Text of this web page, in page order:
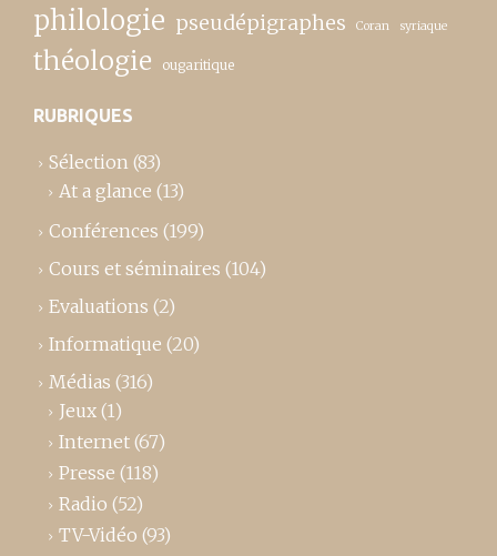
philologie pseudépigraphes Coran syriaque
théologie ougaritique
RUBRIQUES
Sélection (83)
At a glance (13)
Conférences (199)
Cours et séminaires (104)
Evaluations (2)
Informatique (20)
Médias (316)
Jeux (1)
Internet (67)
Presse (118)
Radio (52)
TV-Vidéo (93)